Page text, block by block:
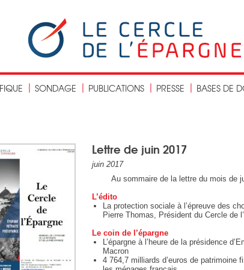
SONDAGE PUBLICATIONS PRESSE BASES DE
Lettre de juin 2017
juin 2017
Au sommaire de la lettre du mois de
L’édito
La protection sociale à l’épreuve des
Pierre Thomas, Président du Cercle de
Le coin de l’épargne
L’épargne à l’heure de la présidence
Macron
4 764,7 milliards d’euros de patrimoine